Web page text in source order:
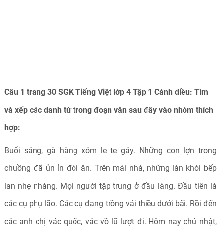
Câu 1 trang 30 SGK Tiếng Việt lớp 4 Tập 1 Cánh diều: Tìm
và xếp các danh từ trong đoạn văn sau đây vào nhóm thích
hợp:
Buổi sáng, gà hàng xóm le te gáy. Những con lợn trong
chuồng đã ủn ỉn đòi ăn. Trên mái nhà, những làn khói bếp
lan nhẹ nhàng. Mọi người tập trung ở đầu làng. Đầu tiên là
các cụ phụ lão. Các cụ đang trồng vải thiều dưới bãi. Rồi đến
các anh chị vác quốc, vác vồ lũ lượt đi. Hôm nay chủ nhật,